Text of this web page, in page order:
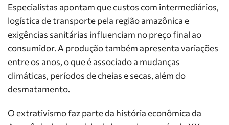
Especialistas apontam que custos com intermediários,
logística de transporte pela região amazônica e
exigências sanitárias influenciam no preço final ao
consumidor. A produção também apresenta variações
entre os anos, o que é associado a mudanças
climáticas, períodos de cheias e secas, além do
desmatamento.
O extrativismo faz parte da história econômica da